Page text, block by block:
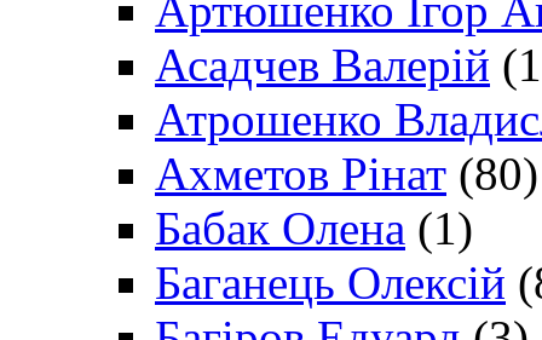
Асадчев Валерій
Атрошенко
Ахметов Рінат (80)
Бабак Олена (1)
Баганець Олексій